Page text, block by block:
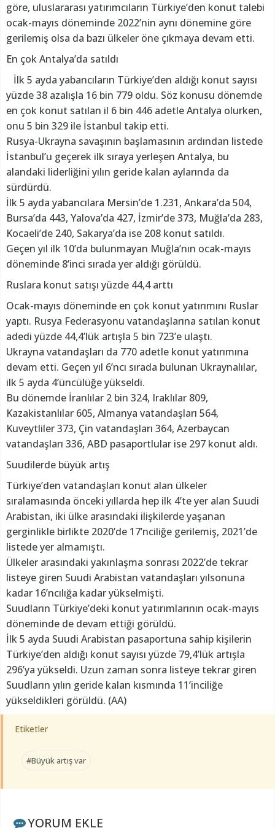
göre, uluslararası yatırımcıların Türkiye’den konut talebi
ocak-mayıs döneminde 2022’nin aynı dönemine göre
gerilemiş olsa da bazı ülkeler öne çıkmaya devam etti.
En çok Antalya’da satıldı
İlk 5 ayda yabancıların Türkiye’den aldığı konut sayısı
yüzde 38 azalışla 16 bin 779 oldu. Söz konusu dönemde
en çok konut satılan il 6 bin 446 adetle Antalya olurken,
onu 5 bin 329 ile İstanbul takip etti.
Rusya-Ukrayna savaşının başlamasının ardından listede
İstanbul’u geçerek ilk sıraya yerleşen Antalya, bu
alandaki liderliğini yılın geride kalan aylarında da
sürdürdü.
İlk 5 ayda yabancılara Mersin’de 1.231, Ankara’da 504,
Bursa’da 443, Yalova’da 427, İzmir’de 373, Muğla’da 283,
Kocaeli’de 240, Sakarya’da ise 208 konut satıldı.
Geçen yıl ilk 10’da bulunmayan Muğla’nın ocak-mayıs
döneminde 8’inci sırada yer aldığı görüldü.
Ruslara konut satışı yüzde 44,4 arttı
Ocak-mayıs döneminde en çok konut yatırımını Ruslar
yaptı. Rusya Federasyonu vatandaşlarına satılan konut
adedi yüzde 44,4’lük artışla 5 bin 723’e ulaştı.
Ukrayna vatandaşları da 770 adetle konut yatırımına
devam etti. Geçen yıl 6’ncı sırada bulunan Ukraynalılar,
ilk 5 ayda 4’üncülüğe yükseldi.
Bu dönemde İranlılar 2 bin 324, Iraklılar 809,
Kazakistanlılar 605, Almanya vatandaşları 564,
Kuveytliler 373, Çin vatandaşları 364, Azerbaycan
vatandaşları 336, ABD pasaportlular ise 297 konut aldı.
Suudilerde büyük artış
Türkiye’den vatandaşları konut alan ülkeler
sıralamasında önceki yıllarda hep ilk 4’te yer alan Suudi
Arabistan, iki ülke arasındaki ilişkilerde yaşanan
gerginlikle birlikte 2020’de 17’nciliğe gerilemiş, 2021’de
listede yer almamıştı.
Ülkeler arasındaki yakınlaşma sonrası 2022’de tekrar
listeye giren Suudi Arabistan vatandaşları yılsonuna
kadar 16’ncılığa kadar yükselmişti.
Suudların Türkiye’deki konut yatırımlarının ocak-mayıs
döneminde de devam ettiği görüldü.
İlk 5 ayda Suudi Arabistan pasaportuna sahip kişilerin
Türkiye’den aldığı konut sayısı yüzde 79,4’lük artışla
296’ya yükseldi. Uzun zaman sonra listeye tekrar giren
Suudların yılın geride kalan kısmında 11’inciliğe
yükseldikleri görüldü. (AA)
Etiketler
#Büyük artış var
YORUM EKLE